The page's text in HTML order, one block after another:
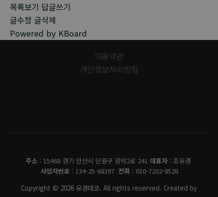
목록보기 답글쓰기
글수정 글삭제
Powered by KBoard
이용약관
개인정보처리방침
주소 : 15468 경기 안산시 단원구 광덕2로 241 대표자: 조유경
사업자번호: 134-25-68397 전화: 010-7202-8528
Copyright © 2026 유경데코. All rights reserved. Created by